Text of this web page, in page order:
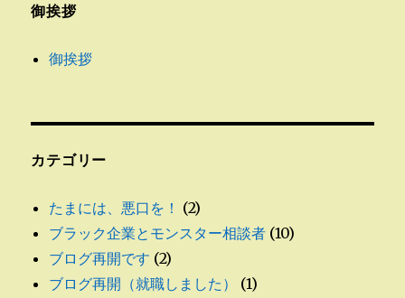
御挨拶
御挨拶
カテゴリー
たまには、悪口を！ (2)
ブラック企業とモンスター相談者 (10)
ブログ再開です (2)
ブログ再開（就職しました）
(1)